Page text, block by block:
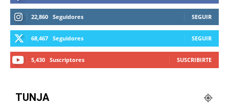
22,860 Seguidores SEGUIR
68,467 Seguidores SEGUIR
5,430 Suscriptores SUSCRIBIRTE
TUNJA